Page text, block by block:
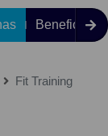
Beneficios
Fit Training